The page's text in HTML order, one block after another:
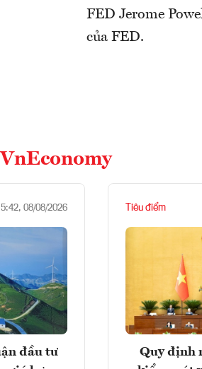
FED Jerome
của FED.
VnEconomy
08/08/2026
đầu tư
Tiêu điểm
Quy định